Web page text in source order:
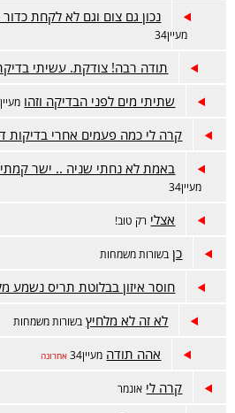
נכון גם צום וגם לא לקחת
מעיין34
תודה רבה! צודקת. עשיתי
שתיתי מים לפני הבדיקה וזהו מעיין34
קרה לי כמה פעמים אחרי בדיקות
באמת לא נחתי שניה .. ישר
מעיין34
אצלי רק טוב!
כן בשורות משמחות
חוסר איזון בבלוטת תריס נשמע
לא זה לא מלחיץ בשורות משמחות
אהה תודה מעיין34 אחרונה
קרה לי אונמר